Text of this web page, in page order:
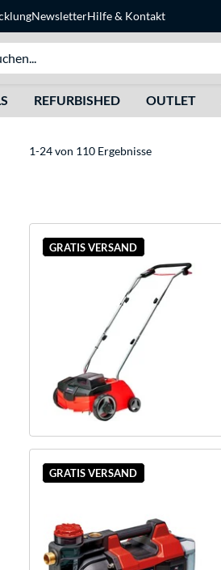
NewsletterHilfe& Kontakt
REFURBISHED OUTLET
1-24 von 110 Ergebnisse
GRATIS VERSAND
GRATIS VERSAND